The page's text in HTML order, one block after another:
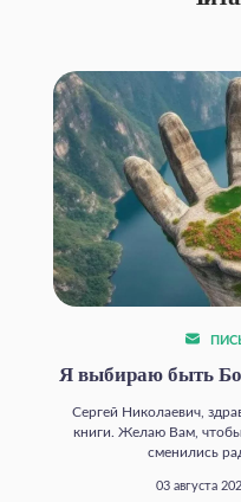
Я выбираю быть
Сергей Николаевич,
книги. Желаю Вам, чтобы
сменились
03 августа